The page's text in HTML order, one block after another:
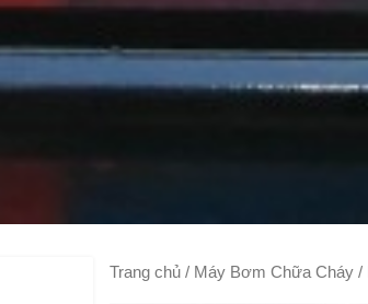
Trang chủ / Máy Bơm Chữa Cháy /